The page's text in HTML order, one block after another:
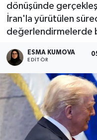
dönüşünde
İran'la yürütülen
değerlendirmelerde
ESMA KUMOVA
EDITÖR
Haber Arşivi